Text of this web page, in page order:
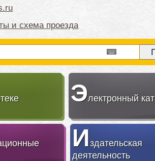
и схема проезда
Электронный
Издательская
деятельность